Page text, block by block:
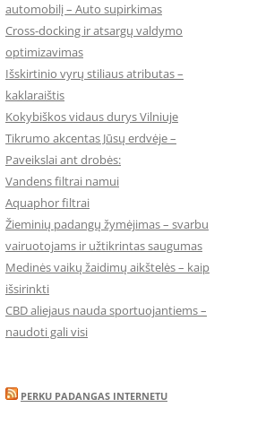
automobilį – Auto supirkimas
Cross-docking ir atsargų valdymo
optimizavimas
Išskirtinio vyrų stiliaus atributas –
kaklaraištis
Kokybiškos vidaus durys Vilniuje
Tikrumo akcentas Jūsų erdvėje –
Paveikslai ant drobės:
Vandens filtrai namui
Aquaphor filtrai
Žieminių padangų žymėjimas – svarbu
vairuotojams ir užtikrintas saugumas
Medinės vaikų žaidimų aikštelės – kaip
išsirinkti
CBD aliejaus nauda sportuojantiems –
naudoti gali visi
PERKU PADANGAS INTERNETU